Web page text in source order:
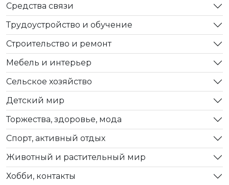
Средства связи
Трудоустройство и обучение
Строительство и ремонт
Мебель и интерьер
Сельское хозяйство
Детский мир
Торжества, здоровье, мода
Спорт, активный отдых
Животный и растительный мир
Хобби, контакты